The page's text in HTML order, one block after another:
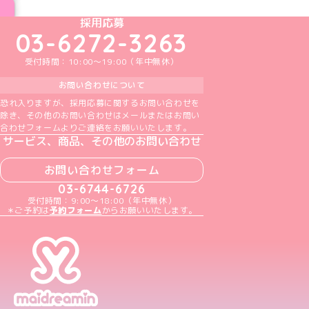
めいどりーみんTikTok公式アカウント
めいどりーみんX公式アカウント
めいどりーみんInstagram公式アカウント
めいどりーみんFacebook公式アカウン
めいどりーみんYouTube公式アカ
採用応募
03-6272-3263
受付時間：10:00～19:00（年中無休）
お問い合わせについて
恐れ入りますが、採用応募に関するお問い合わせを
除き、その他のお問い合わせはメールまたはお問い
合わせフォームよりご連絡をお願いいたします。
サービス、商品、その他のお問い合わせ
お問い合わせフォーム
03-6744-6726
受付時間：9:00～18:00（年中無休）
＊ご予約は予約フォームからお願いいたします。